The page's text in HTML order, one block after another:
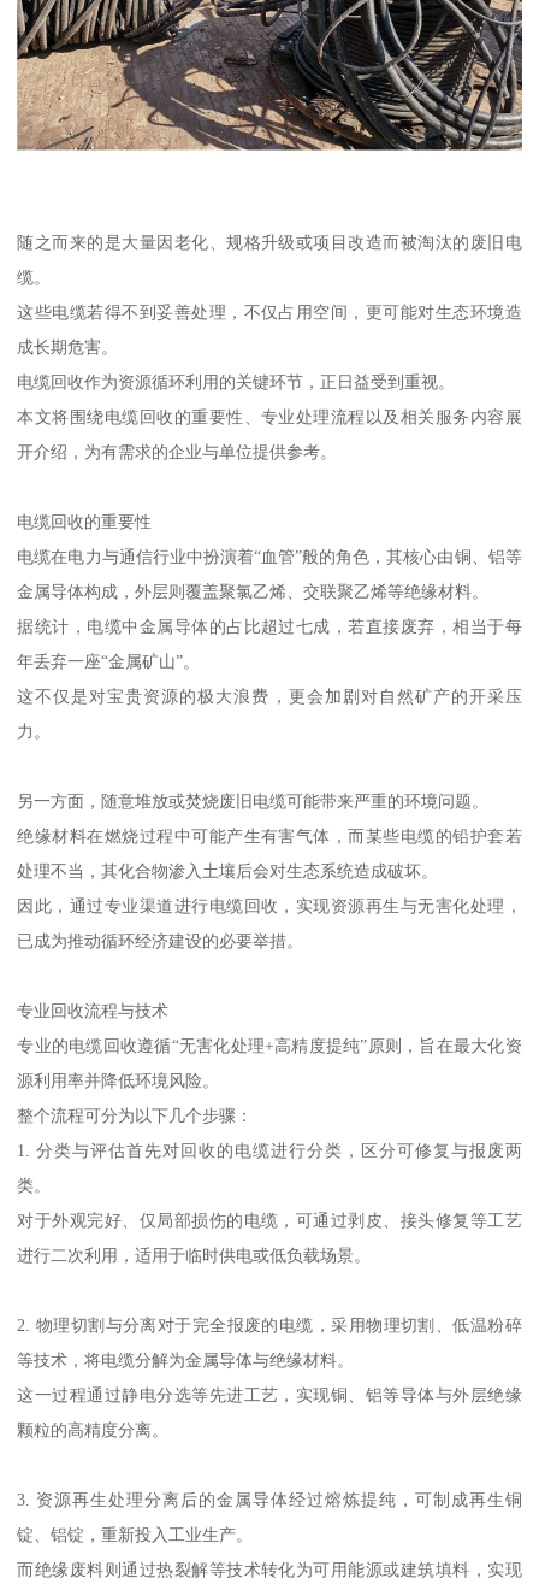
随之而来的是大量因老化、规格升级或项目改造而被淘汰的废旧电
缆。
这些电缆若得不到妥善处理，不仅占用空间，更可能对生态环境造
成长期危害。
电缆回收作为资源循环利用的关键环节，正日益受到重视。
本文将围绕电缆回收的重要性、专业处理流程以及相关服务内容展
开介绍，为有需求的企业与单位提供参考。
电缆回收的重要性
电缆在电力与通信行业中扮演着“血管”般的角色，其核心由铜、铝等
金属导体构成，外层则覆盖聚氯乙烯、交联聚乙烯等绝缘材料。
据统计，电缆中金属导体的占比超过七成，若直接废弃，相当于每
年丢弃一座“金属矿山”。
这不仅是对宝贵资源的极大浪费，更会加剧对自然矿产的开采压
力。
另一方面，随意堆放或焚烧废旧电缆可能带来严重的环境问题。
绝缘材料在燃烧过程中可能产生有害气体，而某些电缆的铅护套若
处理不当，其化合物渗入土壤后会对生态系统造成破坏。
因此，通过专业渠道进行电缆回收，实现资源再生与无害化处理，
已成为推动循环经济建设的必要举措。
专业回收流程与技术
专业的电缆回收遵循“无害化处理+高精度提纯”原则，旨在最大化资
源利用率并降低环境风险。
整个流程可分为以下几个步骤：
1. 分类与评估首先对回收的电缆进行分类，区分可修复与报废两
类。
对于外观完好、仅局部损伤的电缆，可通过剥皮、接头修复等工艺
进行二次利用，适用于临时供电或低负载场景。
2. 物理切割与分离对于完全报废的电缆，采用物理切割、低温粉碎
等技术，将电缆分解为金属导体与绝缘材料。
这一过程通过静电分选等先进工艺，实现铜、铝等导体与外层绝缘
颗粒的高精度分离。
3. 资源再生处理分离后的金属导体经过熔炼提纯，可制成再生铜
锭、铝锭，重新投入工业生产。
而绝缘废料则通过热裂解等技术转化为可用能源或建筑填料，实现